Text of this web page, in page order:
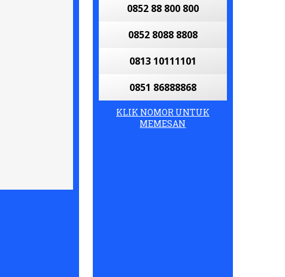
0852 88 800 800
0852 8088 8808
0813 10111101
0851 86888868
KLIK NOMOR UNTUK
MEMESAN